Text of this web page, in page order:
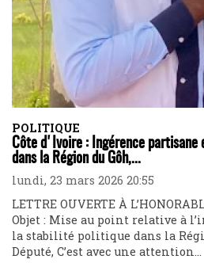
POLITIQUE
Côte d'Ivoire : Ingérence
dans la Région du Gôh,...
lundi, 23 mars 2026 20:55
LETTRE OUVERTE À
Objet : Mise au point relative à
la stabilité politique dans la
Député, C’est avec une attention...